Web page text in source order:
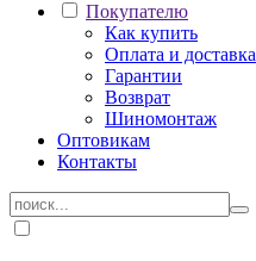
Покупателю
Как купить
Оплата и доставка
Гарантии
Возврат
Шиномонтаж
Оптовикам
Контакты